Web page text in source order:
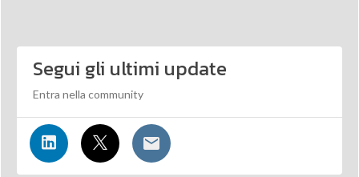
Segui gli ultimi update
Entra nella community